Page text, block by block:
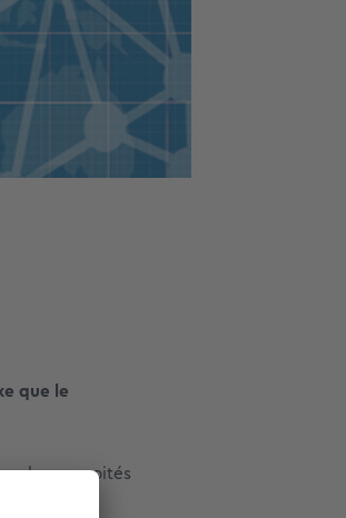
que le
plus convoités
et SEO.